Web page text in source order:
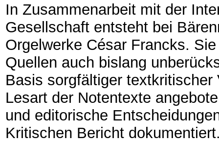
In Zusammenarbeit mit der
Gesellschaft entsteht bei
Orgelwerke César Francks.
Quellen auch bislang
Basis sorgfältiger
Lesart der Notentexte
und editorische
Kritischen Bericht